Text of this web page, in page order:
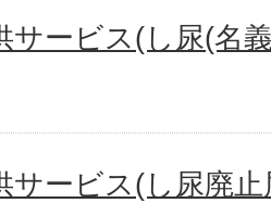
サービス(し尿(名
サービス(し尿廃止